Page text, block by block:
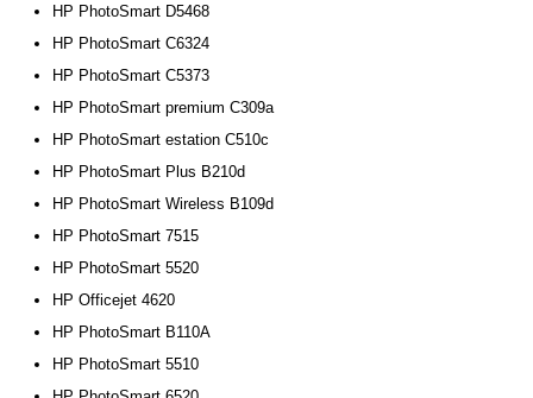
HP PhotoSmart D5468
HP PhotoSmart C6324
HP PhotoSmart C5373
HP PhotoSmart premium C309a
HP PhotoSmart estation C510c
HP PhotoSmart Plus B210d
HP PhotoSmart Wireless B109d
HP PhotoSmart 7515
HP PhotoSmart 5520
HP Officejet 4620
HP PhotoSmart B110A
HP PhotoSmart 5510